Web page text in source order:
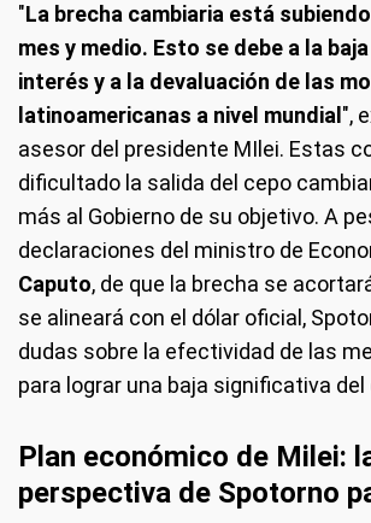
"La brecha cambiaria está
mes y medio. Esto se debe a la
interés y a la devaluación de las
latinoamericanas a nivel mundial ",
asesor del presidente MIlei. Estas
dificultado la salida del cepo
más al Gobierno de su objetivo. A
declaraciones del ministro de
Caputo, de que la brecha se
se alineará con el dólar oficial,
dudas sobre la efectividad de las
para lograr una baja significativa del
Plan económico de Milei:
perspectiva de Spotorno